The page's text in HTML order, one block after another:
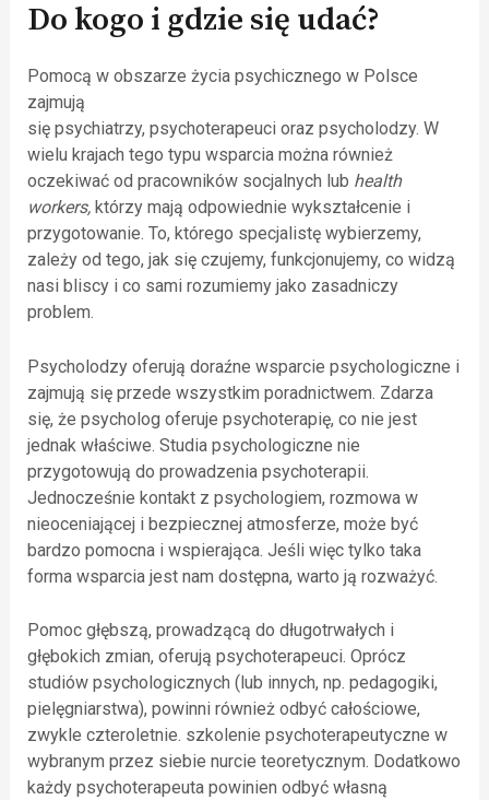
Do kogo i gdzie się udać?
Pomocą w obszarze życia psychicznego w Polsce
zajmują
się psychiatrzy, psychoterapeuci oraz psycholodzy. W
wielu krajach tego typu wsparcia można również
oczekiwać od pracowników socjalnych lub health
workers, którzy mają odpowiednie wykształcenie i
przygotowanie. To, którego specjalistę wybierzemy,
zależy od tego, jak się czujemy, funkcjonujemy, co widzą
nasi bliscy i co sami rozumiemy jako zasadniczy
problem.
Psycholodzy oferują doraźne wsparcie psychologiczne i
zajmują się przede wszystkim poradnictwem. Zdarza
się, że psycholog oferuje psychoterapię, co nie jest
jednak właściwe. Studia psychologiczne nie
przygotowują do prowadzenia psychoterapii.
Jednocześnie kontakt z psychologiem, rozmowa w
nieoceniającej i bezpiecznej atmosferze, może być
bardzo pomocna i wspierająca. Jeśli więc tylko taka
forma wsparcia jest nam dostępna, warto ją rozważyć.
Pomoc głębszą, prowadzącą do długotrwałych i
głębokich zmian, oferują psychoterapeuci. Oprócz
studiów psychologicznych (lub innych, np. pedagogiki,
pielęgniarstwa), powinni również odbyć całościowe,
zwykle czteroletnie. szkolenie psychoterapeutyczne w
wybranym przez siebie nurcie teoretycznym. Dodatkowo
każdy psychoterapeuta powinien odbyć własną